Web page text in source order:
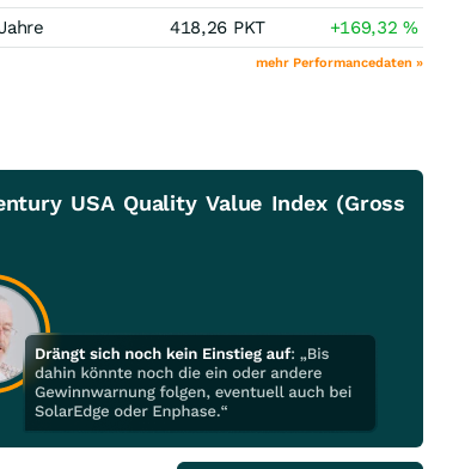
418,26 PKT +169,32%
mehr Performancedaten »
USA Quality Value Index (Gross